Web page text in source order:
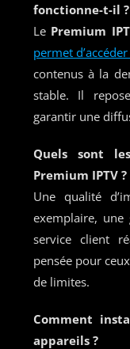
fonctionne-t-il ?
Le Premium
permet
contenus à la
stable. Il
garantir une
Quels sont
Premium IPTV ?
Une qualité
exemplaire,
service client
pensée pour
de limites.
Comment
appareils ?